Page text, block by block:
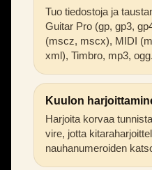
Tuo tiedostoja ja
Guitar Pro (gp, gp3,
(mscz, mscx), MIDI
xml), Timbro, mp3, ogg.
Kuulon
Harjoita korvaa
vire, jotta
nauhanumeroiden